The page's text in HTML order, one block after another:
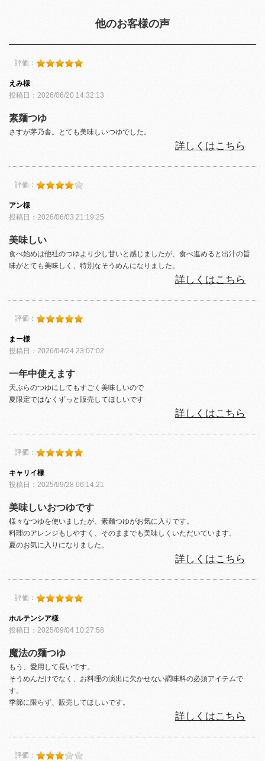
他のお客様の声
評価：
えみ様
投稿日：2026/06/20 14:32:13
素麺つゆ
さすが茅乃舎。とても美味しいつゆでした。
詳しくはこちら
評価：
アン様
投稿日：2026/06/03 21:19:25
美味しい
食べ始めは他社のつゆより少し甘いと感じましたが、食べ進めると出汁の旨
味がとても美味しく、特別なそうめんになりました。
詳しくはこちら
評価：
まー様
投稿日：2026/04/24 23:07:02
一年中使えます
天ぷらのつゆにしてもすごく美味しいので
夏限定ではなくずっと販売してほしいです
詳しくはこちら
評価：
キャリイ様
投稿日：2025/09/28 06:14:21
美味しいおつゆです
様々なつゆを使いましたが、素麺つゆがお気に入りです。
料理のアレンジもしやすく、そのままでも美味しくいただいています。
夏のお気に入りになりました。
詳しくはこちら
評価：
ホルテンシア様
投稿日：2025/09/04 10:27:58
魔法の麺つゆ
もう、愛用して長いです。
そうめんだけでなく、お料理の演出に欠かせない調味料の必須アイテムで
す。
季節に限らず、販売してほしいです。
詳しくはこちら
評価：